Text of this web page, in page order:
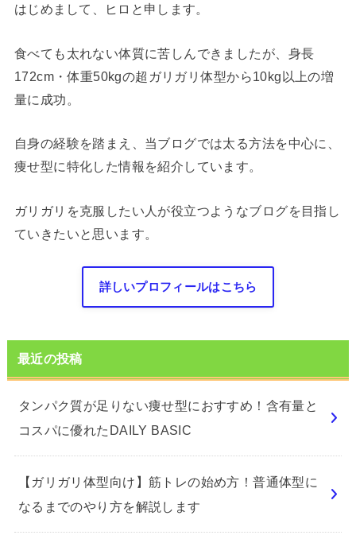
はじめまして、ヒロと申します。
食べても太れない体質に苦しんできましたが、身長
172cm・体重50kgの超ガリガリ体型から10kg以上の増
量に成功。
自身の経験を踏まえ、当ブログでは太る方法を中心に、
痩せ型に特化した情報を紹介しています。
ガリガリを克服したい人が役立つようなブログを目指し
ていきたいと思います。
詳しいプロフィールはこちら
最近の投稿
タンパク質が足りない痩せ型におすすめ！含有量と
コスパに優れたDAILY BASIC
【ガリガリ体型向け】筋トレの始め方！普通体型に
なるまでのやり方を解説します